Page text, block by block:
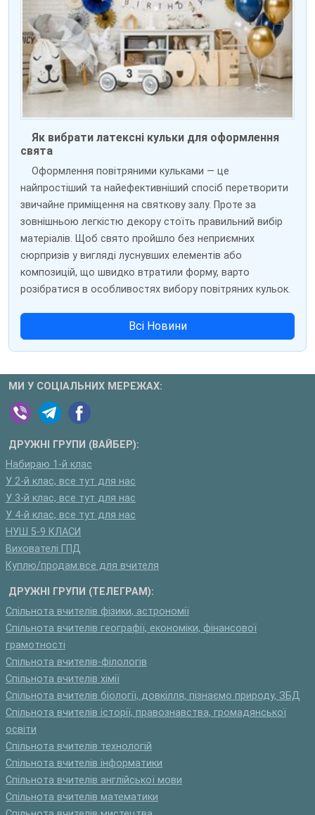
Як вибрати латексні кульки для оформлення
свята
Оформлення повітряними кульками — це
найпростіший та найефективніший спосіб перетворити
звичайне приміщення на святкову залу. Проте за
зовнішньою легкістю декору стоїть правильний вибір
матеріалів. Щоб свято пройшло без неприємних
сюрпризів у вигляді луснувших елементів або
композицій, що швидко втратили форму, варто
розібратися в особливостях вибору повітряних кульок.
Всі Новини
МИ У СОЦІАЛЬНИХ МЕРЕЖАХ:
ДРУЖНІ ГРУПИ (ВАЙБЕР):
Набираю 1-й клас
У 2-й клас, все тут для нас
У 3-й клас, все тут для нас
У 4-й клас, все тут для нас
НУШ 5-9 КЛАСИ
Вихователі ГПД
Куплю/продам:все для вчителя
ДРУЖНІ ГРУПИ (ТЕЛЕГРАМ):
Спільнота вчителів фізики, астрономії
Спільнота вчителів географії, економіки, фінансової
грамотності
Спільнота вчителів-філологів
Спільнота вчителів хімії
Спільнота вчителів біології, довкілля, пізнаємо природу, ЗБД
Спільнота вчителів історії, правознавства, громадянської
освіти
Спільнота вчителів технологій
Спільнота вчителів інформатики
Спільнота вчителів англійської мови
Спільнота вчителів математики